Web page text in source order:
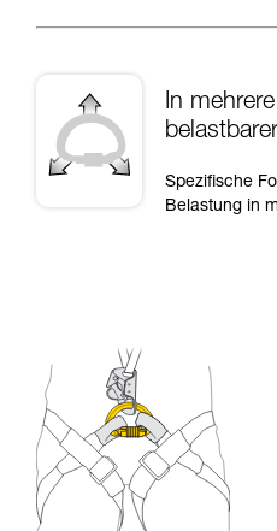
In
Spezifische
Belastung in